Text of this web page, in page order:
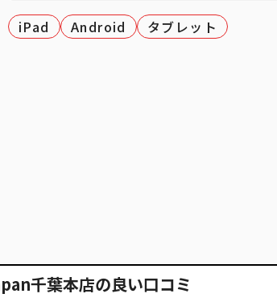
¥37,000
¥15,000
¥37,000
¥16,000
iPad Android タブレット
千葉本店の良い口コミ